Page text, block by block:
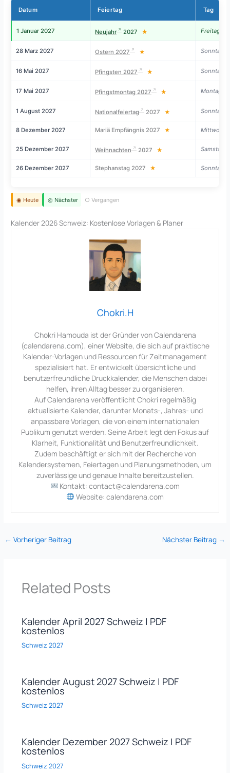
Datum Feiertag Tag
1 Januar 2027 Neujahr 2027 ★ Freitag
28 Marz 2027 Ostern 2027 ★ Sonntag
16 Mai 2027 Pfingsten 2027 ★ Sonntag
17 Mai 2027 Pfingstmontag 2027 ★ Montag
1 August 2027 Nationalfeiertag 2027 ★ Sonntag
8 Dezember 2027 Mariä Empfängnis 2027 ★ Mittwoch
25 Dezember 2027 Weihnachten 2027 ★ Samstag
26 Dezember 2027 Stephanstag 2027 ★ Sonntag
◉ Heute ◎ Nächster ○ Vergangen
Kalender 2026 Schweiz: Kostenlose Vorlagen & Planer
Chokri.H
Chokri Hamouda ist der Gründer von Calendarena
(calendarena.com), einer Website, die sich auf praktische
Kalender-Vorlagen und Ressourcen für Zeitmanagement
spezialisiert hat. Er entwickelt übersichtliche und
benutzerfreundliche Druckkalender, die Menschen dabei
helfen, ihren Alltag besser zu organisieren.
Auf Calendarena veröffentlicht Chokri regelmäßig
aktualisierte Kalender, darunter Monats-, Jahres- und
anpassbare Vorlagen, die von einem internationalen
Publikum genutzt werden. Seine Arbeit legt den Fokus auf
Klarheit, Funktionalität und Benutzerfreundlichkeit.
Zudem beschäftigt er sich mit der Recherche von
Kalendersystemen, Feiertagen und Planungsmethoden, um
zuverlässige und genaue Inhalte bereitzustellen.
Kontakt: contact@calendarena.com
Website: calendarena.com
← Vorheriger Beitrag Nächster Beitrag →
Related Posts
Kalender April 2027 Schweiz | PDF
kostenlos
Schweiz 2027
Kalender August 2027 Schweiz | PDF
kostenlos
Schweiz 2027
Kalender Dezember 2027 Schweiz | PDF
kostenlos
Schweiz 2027